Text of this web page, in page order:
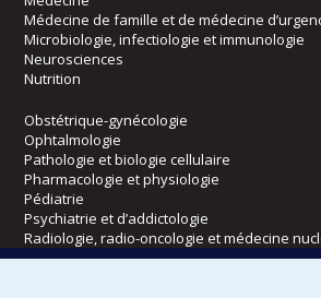
Médecine de famille et de médecine
Microbiologie, infectiologie et immunologie
Neurosciences
Nutrition
Obstétrique-gynécologie
Ophtalmologie
Pathologie et biologie cellulaire
Pharmacologie et physiologie
Pédiatrie
Psychiatrie et d’addictologie
Radiologie, radio-oncologie et médecine